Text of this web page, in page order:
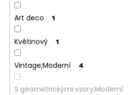
Art deco 1
Květinový 1
Vintage;Moderní 4
S geometrickými vzory;Moderní